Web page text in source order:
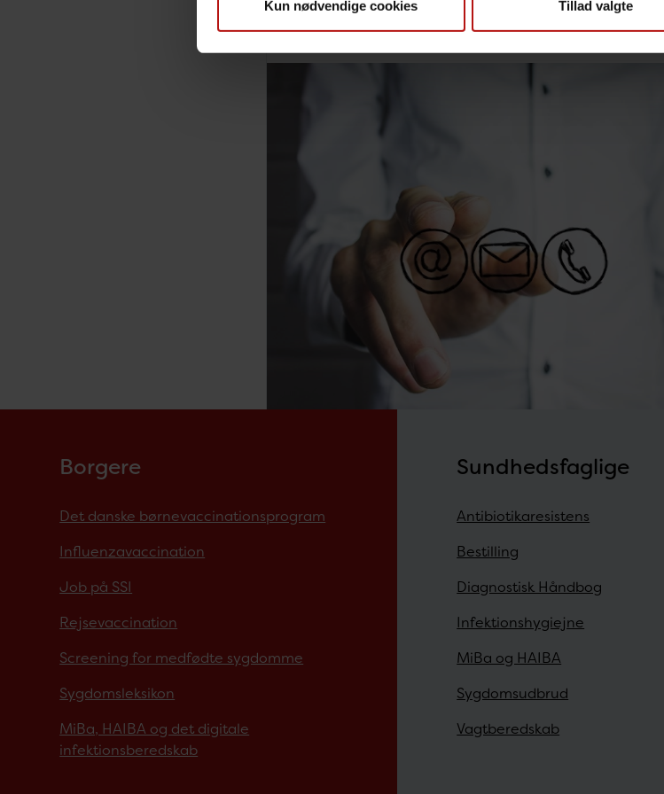
Kun nødvendige cookies Tillad valgte
Borgere
Det danske børnevaccinationsprogram
Influenzavaccination
Job på SSI
Rejsevaccination
Screening for medfødte sygdomme
Sygdomsleksikon
MiBa, HAIBA og det digitale
infektionsberedskab
Sundhedsfaglige
Antibiotikaresistens
Bestilling
Diagnostisk Håndbog
Infektionshygiejne
MiBa og HAIBA
Sygdomsudbrud
Vagtberedskab